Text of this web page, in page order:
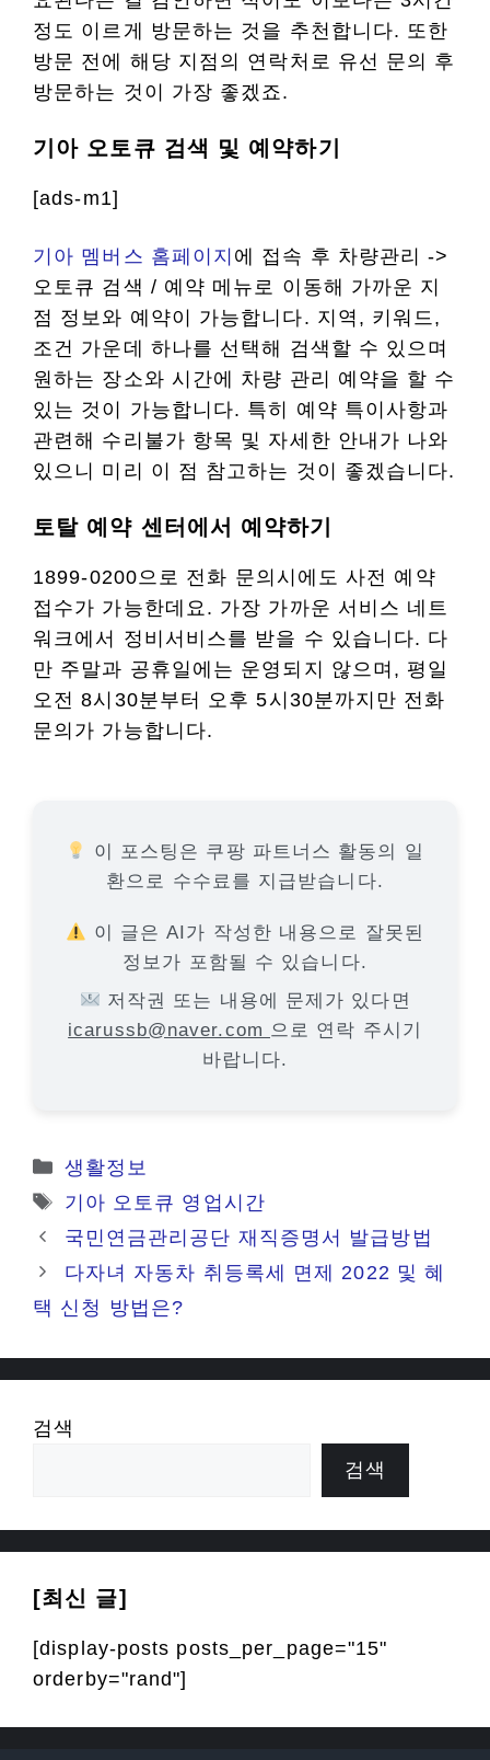
정도 이르게 방문하는 것을 추천합니다. 또한
방문 전에 해당 지점의 연락처로 유선 문의 후
방문하는 것이 가장 좋겠죠.
기아 오토큐 검색 및 예약하기
[ads-m1]
기아 멤버스 홈페이지 에 접속 후 차량관리 ->
오토큐 검색 / 예약 메뉴로 이동해 가까운 지
점 정보와 예약이 가능합니다. 지역, 키워드,
조건 가운데 하나를 선택해 검색할 수 있으며
원하는 장소와 시간에 차량 관리 예약을 할 수
있는 것이 가능합니다. 특히 예약 특이사항과
관련해 수리불가 항목 및 자세한 안내가 나와
있으니 미리 이 점 참고하는 것이 좋겠습니다.
토탈 예약 센터에서 예약하기
1899-0200으로 전화 문의시에도 사전 예약
접수가 가능한데요. 가장 가까운 서비스 네트
워크에서 정비서비스를 받을 수 있습니다. 다
만 주말과 공휴일에는 운영되지 않으며, 평일
오전 8시30분부터 오후 5시30분까지만 전화
문의가 가능합니다.
이 포스팅은 쿠팡 파트너스 활동의 일
환으로 수수료를 지급받습니다.
이 글은 AI가 작성한 내용으로 잘못된
정보가 포함될 수 있습니다.
저작권 또는 내용에 문제가 있다면
icarussb@naver.com 으로 연락 주시기
바랍니다.
카
테
리
생활정보
태
그
기아 오토큐 영업시간
국민연금관리공단 재직증명서 발급방법
다자녀 자동차 취등록세 면제 2022 및 혜
택 신청 방법은?
검색
검색
[최신 글]
[display-posts posts_per_page="15"
orderby="rand"]